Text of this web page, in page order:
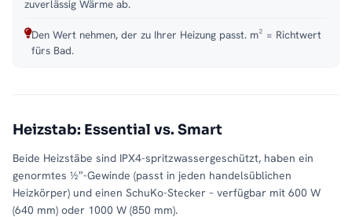
zuverlässig Wärme ab.
Den Wert nehmen, der zu Ihrer Heizung passt. m² = Richtwert
fürs Bad.
Heizstab: Essential vs. Smart
Beide Heizstäbe sind IPX4-spritzwassergeschützt, haben ein
genormtes ½″-Gewinde (passt in jeden handelsüblichen
Heizkörper) und einen SchuKo-Stecker – verfügbar mit 600 W
(640 mm) oder 1000 W (850 mm).